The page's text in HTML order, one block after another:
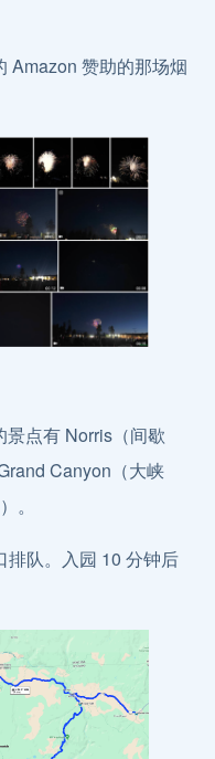
Amazon 赞助的那场烟
点有 Norris（间歇
Canyon（大峡
。
排队。入园 10 分钟后